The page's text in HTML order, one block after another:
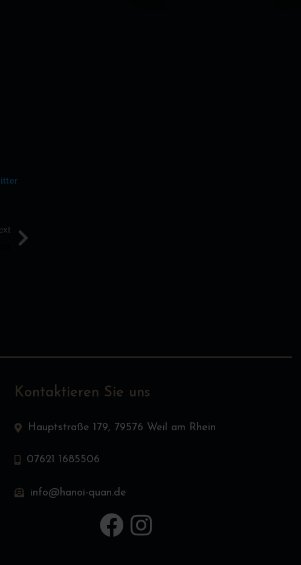
Kontaktieren Sie uns
Hauptstraße 179, 79576 Weil am Rhein
07621 1685506
info@hanoi-quan.de